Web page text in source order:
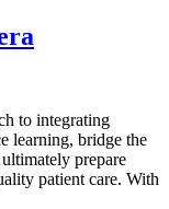
to integrating
learning, bridge the
prepare
patient care. With